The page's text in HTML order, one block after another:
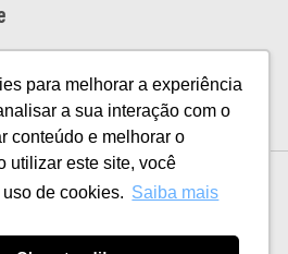
para melhorar a experiência
a sua interação com o
conteúdo e melhorar o
utilizar este site, você
de cookies. Saiba mais
© 2026